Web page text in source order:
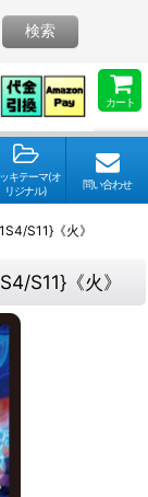
カート
検索
キテーマ(オ
リジナル)
問い合わせ
S11}《火》
S11}《火》